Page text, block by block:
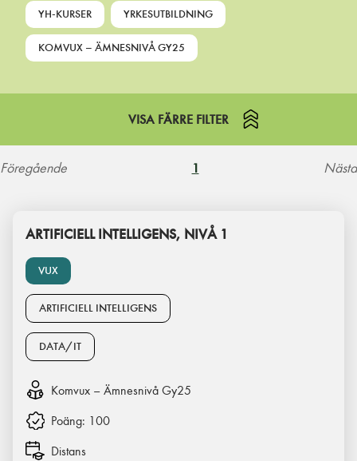
YH-KURSER YRKESUTBILDNING
KOMVUX – ÄMNESNIVÅ GY25
VISA FÄRRE FILTER
Föregående 1 Nästa
VUX
ARTIFICIELL INTELLIGENS, NIVÅ 1
ARTIFICIELL INTELLIGENS
DATA/IT
Komvux – Ämnesnivå Gy25
Poäng: 100
Distans